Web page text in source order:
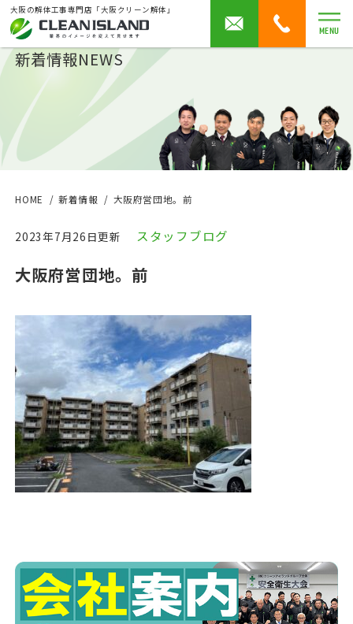
大阪の解体工事専門店「大阪クリーン解体」
MENU
新着情報NEWS
HOME 新着情報 大阪府営団地。前
2023年7月26日更新 スタッフブログ
大阪府営団地。前